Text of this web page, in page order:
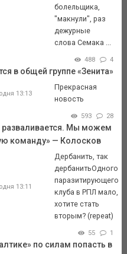
болельщика,
"макнули", раз
дежурные
слова Семака ...
488 4
в общей группе «Зенита»
13:13
Прекрасная
новость
593 28
Мы можем
команду» — Колосков
13:11
Дербанить, так
дербанитьОдного
паразитирующего
клуба в РПЛ мало,
хотите стать
вторым? (repeat)
55 1
по силам попасть в